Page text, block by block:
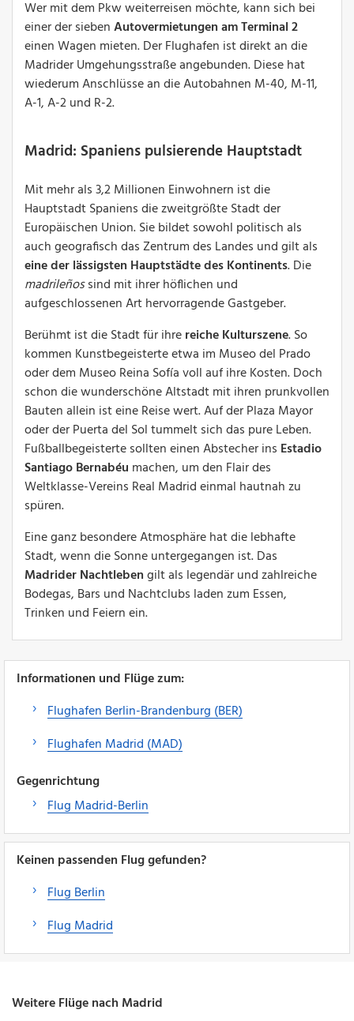
Wer mit dem Pkw weiterreisen möchte, kann sich bei
einer der siebenAutovermietungen am Terminal 2
einen Wagen mieten. Der Flughafen ist direkt an die
Madrider Umgehungsstraße angebunden. Diese hat
wiederum Anschlüsse an die Autobahnen M-40, M-11,
A-1, A-2 und R-2.
Madrid: Spaniens pulsierende Hauptstadt
Mit mehr als 3,2 Millionen Einwohnern ist die
Hauptstadt Spaniens die zweitgrößte Stadt der
Europäischen Union. Sie bildet sowohl politisch als
auch geografisch das Zentrum des Landes und gilt als
eine der lässigsten Hauptstädte des Kontinents. Die
madrileñossind mit ihrer höflichen und
aufgeschlossenen Art hervorragende Gastgeber.
Berühmt ist die Stadt für ihrereiche Kulturszene. So
kommen Kunstbegeisterte etwa im Museo del Prado
oder dem Museo Reina Sofía voll auf ihre Kosten. Doch
schon die wunderschöne Altstadt mit ihren prunkvollen
Bauten allein ist eine Reise wert. Auf der Plaza Mayor
oder der Puerta del Sol tummelt sich das pure Leben.
Fußballbegeisterte sollten einen Abstecher ins Estadio
Santiago Bernabéu machen, um den Flair des
Weltklasse-Vereins Real Madrid einmal hautnah zu
spüren.
Eine ganz besondere Atmosphäre hat die lebhafte
Stadt, wenn die Sonne untergegangen ist. Das
Madrider Nachtlebengilt als legendär und zahlreiche
Bodegas, Bars und Nachtclubs laden zum Essen,
Trinken und Feiern ein.
Informationen und Flüge zum:
Flughafen Berlin-Brandenburg (BER)
Flughafen Madrid (MAD)
Gegenrichtung
Flug Madrid-Berlin
Keinen passenden Flug gefunden?
Flug Berlin
Flug Madrid
Weitere Flüge nach Madrid